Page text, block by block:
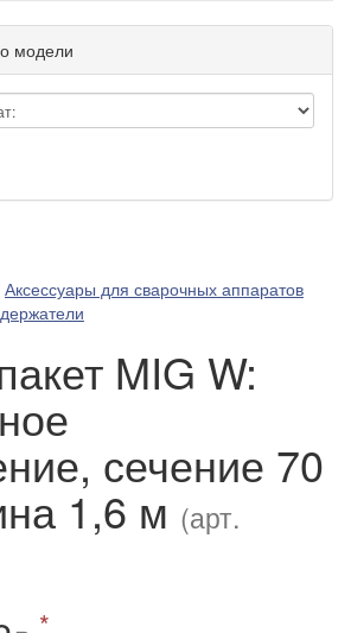
модели
Аксессуары для сварочных аппаратов
MIG W:
сечение 70
1,6 м (арт.
*